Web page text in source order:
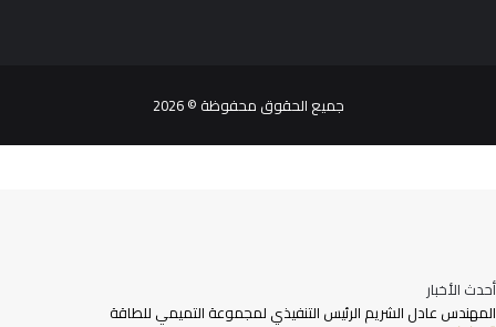
جميع الحقوق محفوظة © 2026
أحدث الأخبار
المهندس عادل الشريم الرئيس التنفيذي لمجموعة التميمي للطاقة